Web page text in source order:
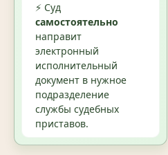
⚡ Суд
самостоятельно
направит
электронный
исполнительный
документ в нужное
подразделение
службы судебных
приставов.